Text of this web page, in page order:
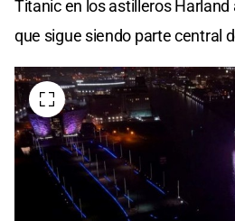
Titanic en los astilleros Harland
que sigue siendo parte central